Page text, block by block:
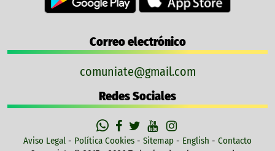
Correo electrónico
comuniate@gmail.com
Redes Sociales
Aviso Legal - Política Cookies - Sitemap - English - Contacto